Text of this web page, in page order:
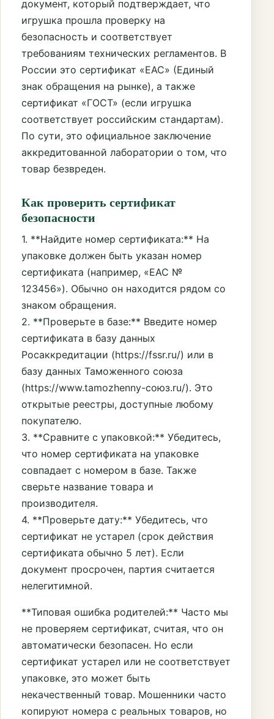
документ, который подтверждает, что
игрушка прошла проверку на
безопасность и соответствует
требованиям технических регламентов. В
России это сертификат «ЕАС» (Единый
знак обращения на рынке), а также
сертификат «ГОСТ» (если игрушка
соответствует российским стандартам).
По сути, это официальное заключение
аккредитованной лаборатории о том, что
товар безвреден.
Как проверить сертификат
безопасности
1. **Найдите номер сертификата:** На
упаковке должен быть указан номер
сертификата (например, «ЕАС №
123456»). Обычно он находится рядом со
знаком обращения.
2. **Проверьте в базе:** Введите номер
сертификата в базу данных
Росаккредитации (https://fssr.ru/) или в
базу данных Таможенного союза
(https://www.tamozhenny-союз.ru/). Это
открытые реестры, доступные любому
покупателю.
3. **Сравните с упаковкой:** Убедитесь,
что номер сертификата на упаковке
совпадает с номером в базе. Также
сверьте название товара и
производителя.
4. **Проверьте дату:** Убедитесь, что
сертификат не устарел (срок действия
сертификата обычно 5 лет). Если
документ просрочен, партия считается
нелегитимной.
**Типовая ошибка родителей:** Часто мы
не проверяем сертификат, считая, что он
автоматически безопасен. Но если
сертификат устарел или не соответствует
упаковке, это может быть
некачественный товар. Мошенники часто
копируют номера с реальных товаров, но